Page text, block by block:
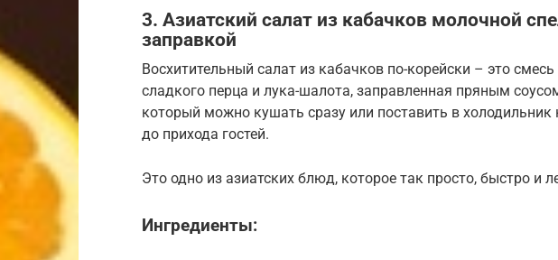
3. Азиатский салат из кабачков молочной
заправкой
Восхитительный салат из кабачков по-корейски – это
сладкого перца и лука-шалота, заправленная пряным
который можно кушать сразу или поставить в холодильник
до прихода гостей.
Это одно из азиатских блюд, которое так просто, быстро и
Ингредиенты: